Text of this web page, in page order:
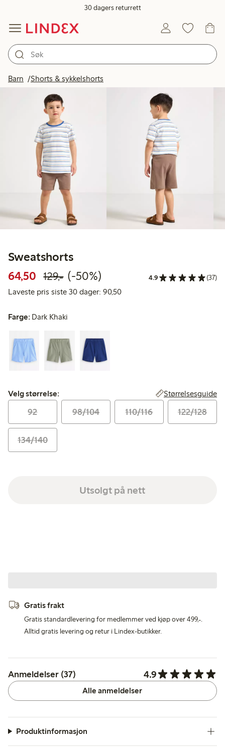
30 dagers returrett
Barn Shorts & sykkelshorts
Sweatshorts
64,50 Rabattert pris: 64,50 kr
129,-Vanlig pris: 129,00 kr
50% rabatt
(-50%) 4.9 (37)
Laveste pris siste 30 dager: 90,50Laveste pris siste 30 dager:
Farge: Dark Khaki
Velg størrelse:
Velg størrelse: Størrelsesguide
92 98/104 110/116 122/128
134/140
Utsolgt på nett
Gratis frakt
Gratis standardlevering for medlemmer ved kjøp over 499,-.
Alltid gratis levering og retur i Lindex-butikker.
Anmeldelser (37) 4.9
Alle anmeldelser
Produktinformasjon